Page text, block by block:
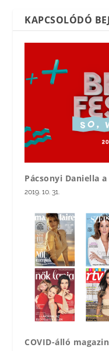
KAPCSOLÓDÓ
Pácsonyi Daniella
2019. 10. 31.
COVID-álló